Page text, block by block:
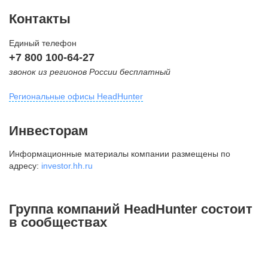
Контакты
Единый телефон
+7 800 100-64-27
звонок из регионов России бесплатный
Региональные офисы HeadHunter
внутригородская территория
Муниципальный округ Тверской,
2-я Брестская ул., д. 48,
+7 495 980-64-27
Инвесторам
Информационные материалы компании размещены по
адресу: investor.hh.ru
Группа компаний HeadHunter состоит
в сообществах